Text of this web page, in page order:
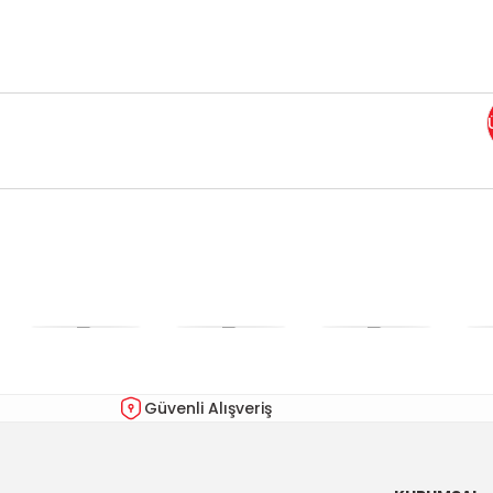
Ürün fiyatı diğer sitelerden daha pahalı.
Güvenli Alışveriş